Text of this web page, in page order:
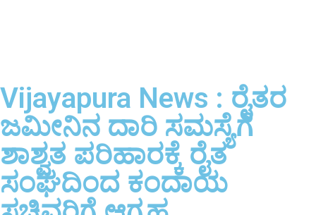
Vijayapura News : ರೈತರ
ಜಮೀನಿನ ದಾರಿ ಸಮಸ್ಯೆಗೆ
ಶಾಶ್ವತ ಪರಿಹಾರಕ್ಕೆ ರೈತ
ಸಂಘದಿಂದ ಕಂದಾಯ